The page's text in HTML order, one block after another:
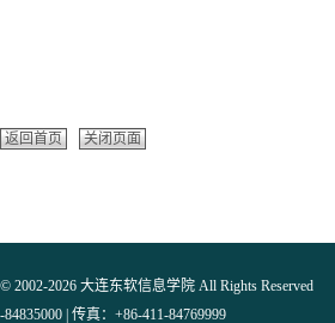
返回首页 关闭页面
2002-2026 大连东软信息学院 All Rights Reserved
| 传真：+86-411-84769999